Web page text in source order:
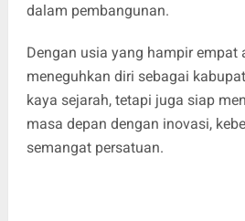
dalam pembangunan.
Dengan usia yang hampir empat
meneguhkan diri sebagai
kaya sejarah, tetapi juga siap
masa depan dengan inovasi,
semangat persatuan.